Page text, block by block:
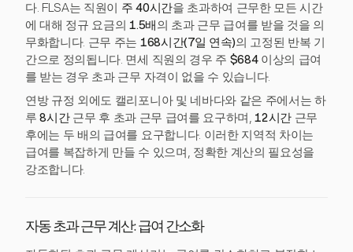
다. FLSA는 직원이 주 40시간을 초과하여 근무한 모든 시간
에 대해 정규 요금의1.5배의 초과 근무 급여를 받을 것을 의
무화합니다. 근무 주는 168시간(7일 연속)의 고정된 반복 기
간으로 정의됩니다. 면세 직원의 경우 주 $684이상의 급여
를 받는 경우 초과 근무 자격이 없을 수 있습니다.
연방 규정 외에도 캘리포니아 및 네바다와 같은 주에서는 하
루8시간근무 후 초과 근무 급여를 요구하며,12시간 근무
후에는 두 배의 급여를 요구합니다. 이러한 지역적 차이는
급여를 복잡하게 만들 수 있으며, 정확한 계산의 필요성을
강조합니다.
자동 초과 근무 계산: 급여 간소화